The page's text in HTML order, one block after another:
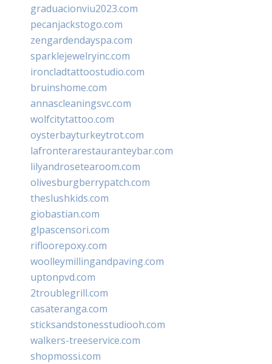
graduacionviu2023.com
pecanjackstogo.com
zengardendayspa.com
sparklejewelryinc.com
ironcladtattoostudio.com
bruinshome.com
annascleaningsvc.com
wolfcitytattoo.com
oysterbayturkeytrot.com
lafronterarestauranteybar.com
lilyandrosetearoom.com
olivesburgberrypatch.com
theslushkids.com
giobastian.com
glpascensori.com
rifloorepoxy.com
woolleymillingandpaving.com
uptonpvd.com
2troublegrill.com
casateranga.com
sticksandstonesstudiooh.com
walkers-treeservice.com
shopmossi.com